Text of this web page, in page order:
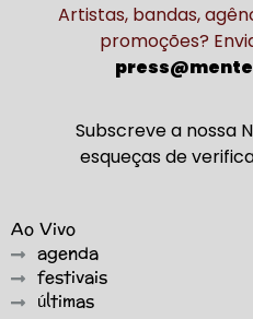
Artistas, bandas,
promoções?
Subscreve a nossa
esqueças de
Ao Vivo
agenda
festivais
últimas